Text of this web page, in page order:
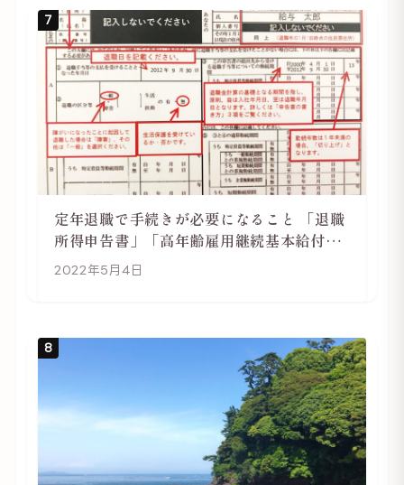
7
定年退職で手続きが必要になること 「退職
所得申告書」「高年齢雇用継続基本給付金
受給資格確認」
2022年5月4日
8